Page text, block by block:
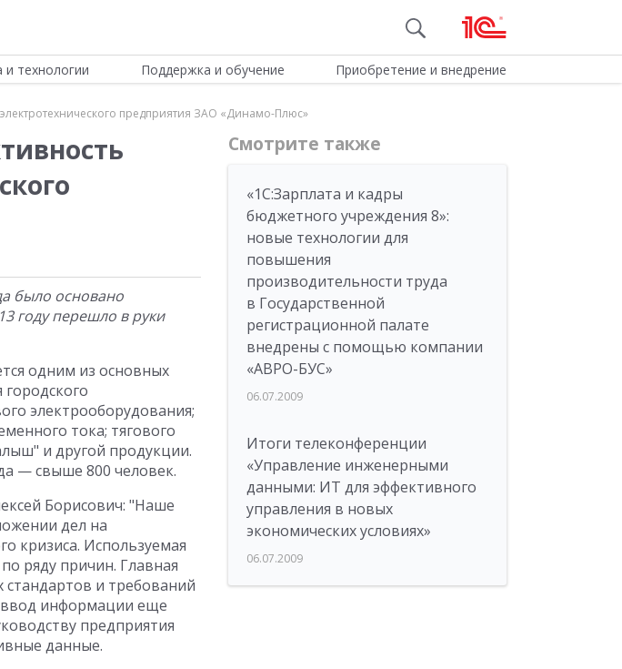
технологии Поддержка и обучение Приобретение и внедрение
предприятия ЗАО «Динамо-Плюс»
было основано
году перешло в руки
одним из основных
электрооборудования;
тока; тягового
и другой продукции.
— свыше 800 человек.
Борисович: "Наше
дел на
кризиса. Используемая
ряду причин. Главная
и требований
ввод информации еще
предприятия
данные.
Смотрите также
«1С:Зарплата и кадры
бюджетного учреждения 8»:
новые технологии для
повышения
производительности труда
в Государственной
регистрационной палате
внедрены с помощью компании
«АВРО-БУС»
06.07.2009
Итоги телеконференции
«Управление инженерными
данными: ИТ для эффективного
управления в новых
экономических условиях»
06.07.2009